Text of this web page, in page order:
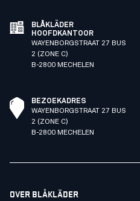
BLÅKLÄDER
HOOFDKANTOOR
WAYENBORGSTRAAT 27 BUS
2 (ZONE C)
B-2800 MECHELEN
BEZOEKADRES
WAYENBORGSTRAAT 27 BUS
2 (ZONE C)
B-2800 MECHELEN
OVER BLÅKLÄDER